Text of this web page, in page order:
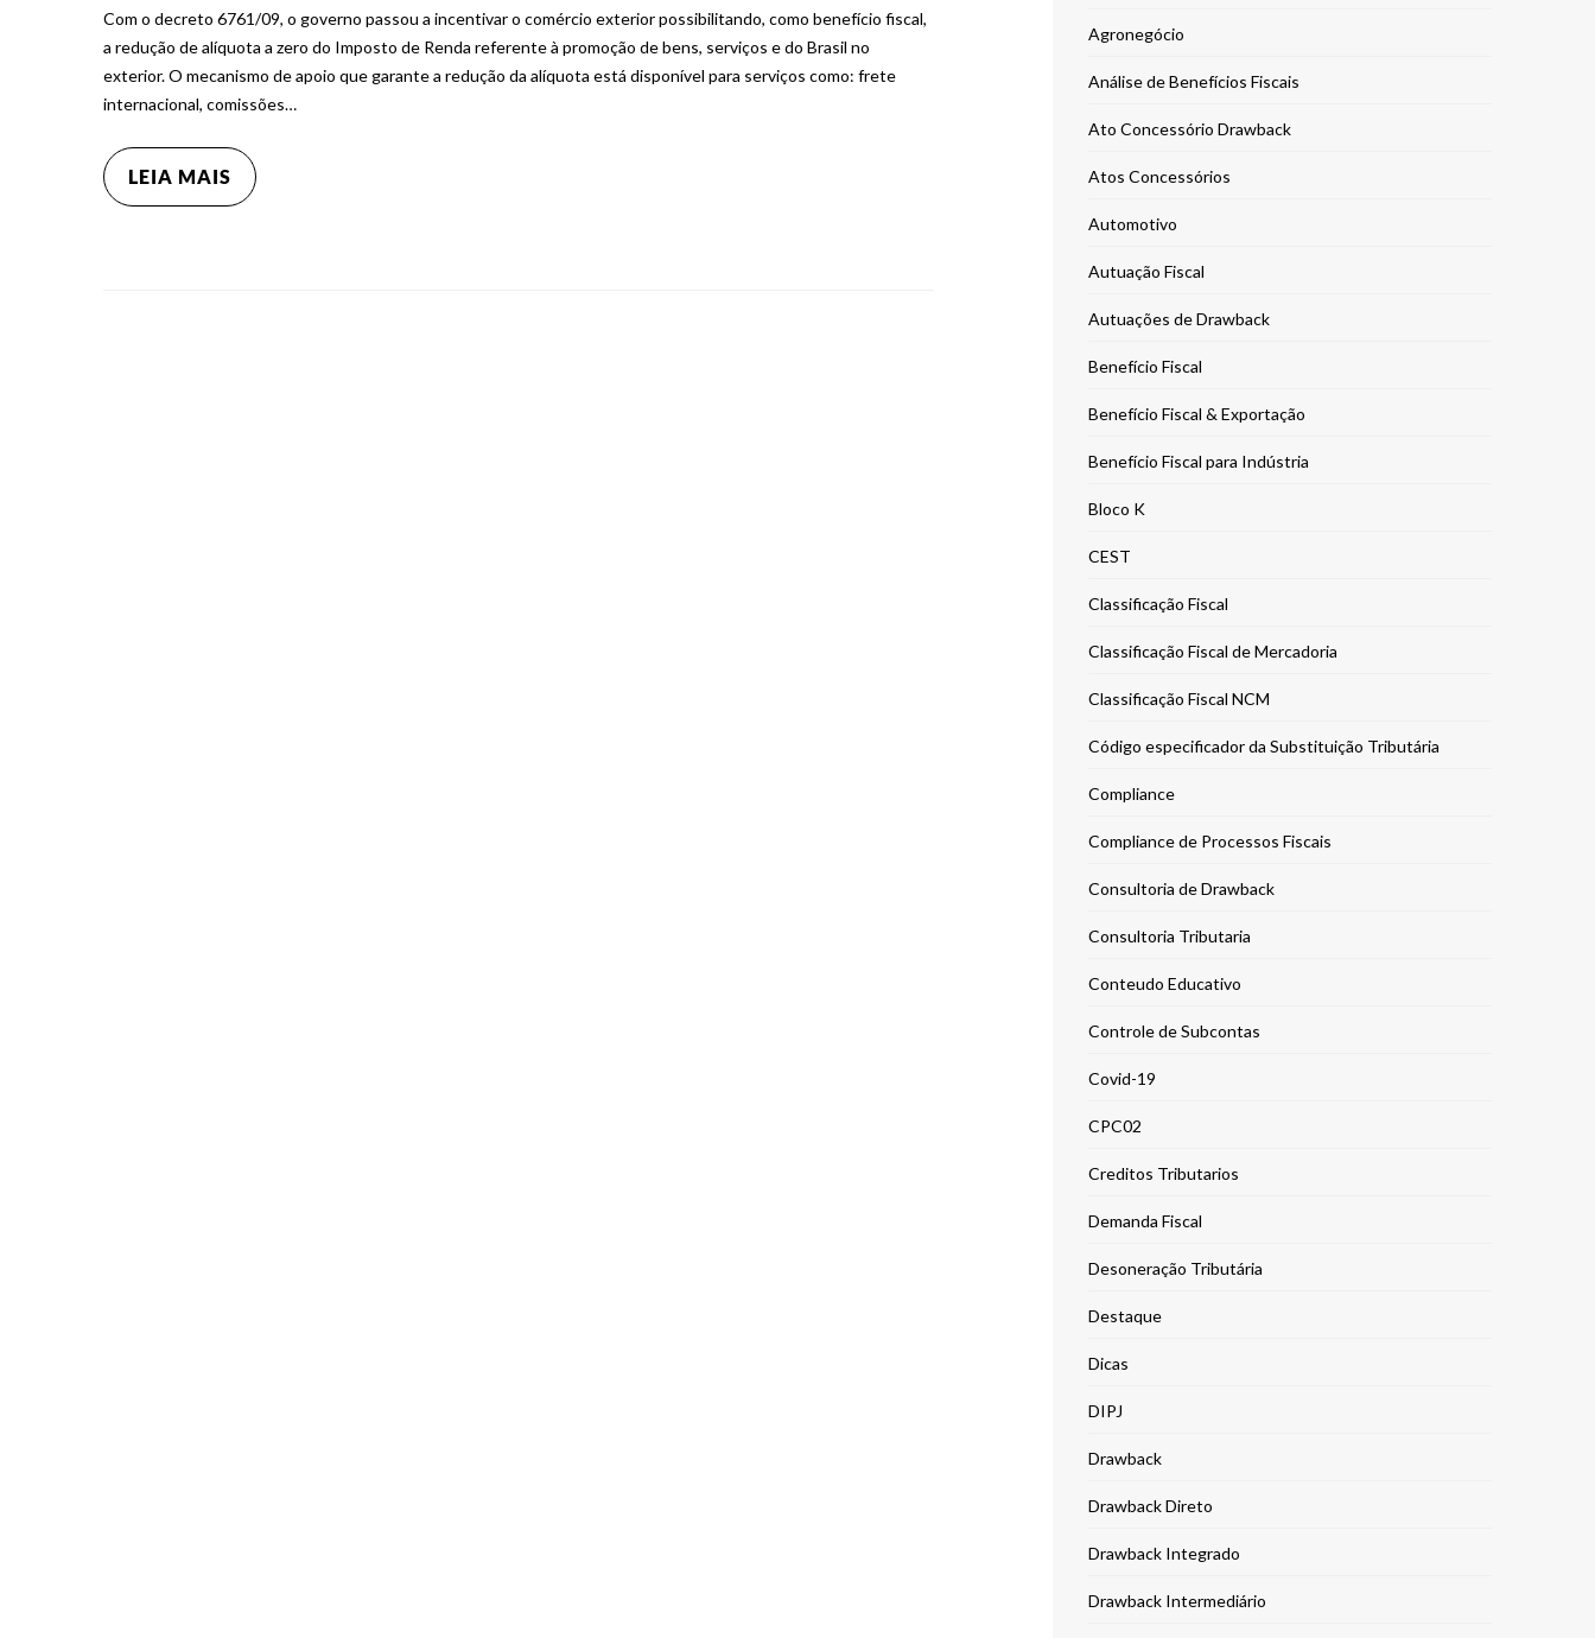
Com o decreto 6761/09, o governo passou a incentivar o comércio exterior possibilitando, como benefício fiscal,
a redução de alíquota a zero do Imposto de Renda referente à promoção de bens, serviços e do Brasil no
exterior. O mecanismo de apoio que garante a redução da alíquota está disponível para serviços como: frete
internacional, comissões…
LEIA MAIS
Agronegócio
Análise de Benefícios Fiscais
Ato Concessório Drawback
Atos Concessórios
Automotivo
Autuação Fiscal
Autuações de Drawback
Benefício Fiscal
Benefício Fiscal & Exportação
Benefício Fiscal para Indústria
Bloco K
CEST
Classificação Fiscal
Classificação Fiscal de Mercadoria
Classificação Fiscal NCM
Código especificador da Substituição Tributária
Compliance
Compliance de Processos Fiscais
Consultoria de Drawback
Consultoria Tributaria
Conteudo Educativo
Controle de Subcontas
Covid-19
CPC02
Creditos Tributarios
Demanda Fiscal
Desoneração Tributária
Destaque
Dicas
DIPJ
Drawback
Drawback Direto
Drawback Integrado
Drawback Intermediário